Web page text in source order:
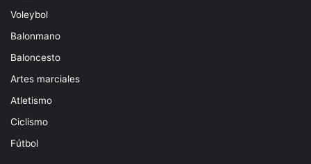
Voleybol
Balonmano
Baloncesto
Artes marciales
Atletismo
Ciclismo
Fútbol